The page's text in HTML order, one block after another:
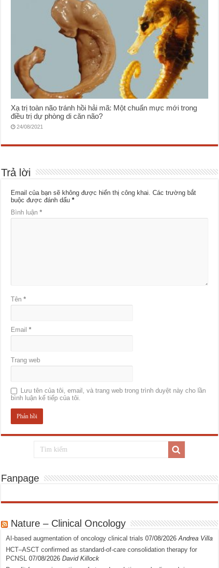
Xạ trị toàn não tránh hồi hải mã: Một chuẩn mực mới trong
điều trị dự phòng di căn não?
24/08/2021
Trả lời
Email của bạn sẽ không được hiển thị công khai. Các trường bắt
buộc được đánh dấu*
Bình luận*
Tên*
Email*
Trang web
Lưu tên của tôi, email, và trang web trong trình duyệt này cho lần
bình luận kế tiếp của tôi.
Fanpage
Nature – Clinical Oncology
AI-based augmentation of oncology clinical trials 07/08/2026 Andrea Villa
HCT–ASCT confirmed as standard-of-care consolidation therapy for
PCNSL 07/08/2026 David Killock